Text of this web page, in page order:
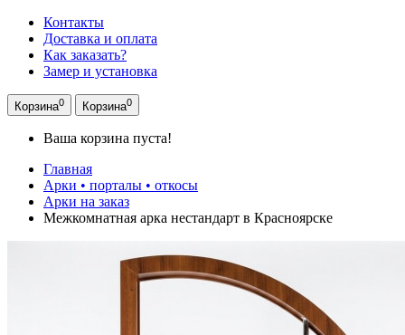
Контакты
Доставка и оплата
Как заказать?
Замер и установка
Корзина0 Корзина0
Ваша корзина пуста!
Главная
Арки • порталы • откосы
Арки на заказ
Межкомнатная арка нестандарт в Красноярске